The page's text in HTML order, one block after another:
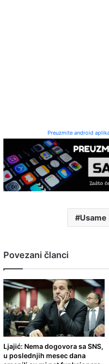
Preuzmite android
Povezani članci
Ljajić: Nema dogovora sa SNS,
u poslednjih mesec dana